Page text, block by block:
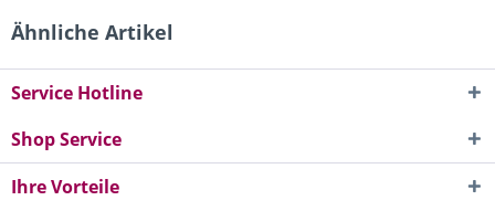
Ähnliche Artikel
Service Hotline
Shop Service
Ihre Vorteile